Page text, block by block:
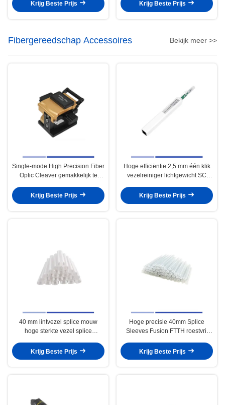
Krijg Beste Prijs Krijg Beste Prijs
Fibergereedschap Accessoires Bekijk meer >>
Single-mode High Precision Fiber
Optic Cleaver gemakkelijk te
Krijg Beste Prijs
Hoge efficiëntie 2,5 mm één klik
vezelreiniger lichtgewicht SC
Krijg Beste Prijs
40 mm lintvezel splice mouw
hoge sterkte vezel splice
Krijg Beste Prijs
Hoge precisie 40mm Splice
Sleeves Fusion FTTH roestvrij
Krijg Beste Prijs